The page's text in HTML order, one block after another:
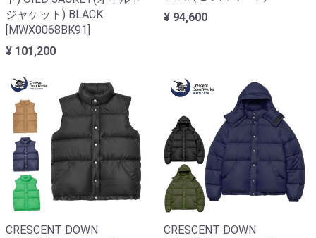
ジャケット) BLACK
[MWX0068BK91]
¥ 101,200
¥ 94,600
CRESCENT DOWN
CRESCENT DOWN